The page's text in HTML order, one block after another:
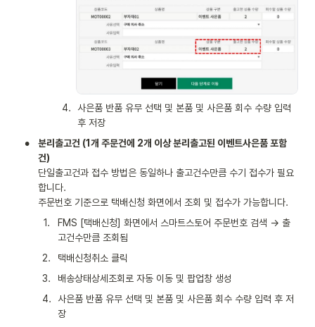
4.
사은품 반품 유무 선택 및 본품 및 사은품 회수 수량 입력
후 저장
•
분리출고건 (1개 주문건에 2개 이상 분리출고된 이벤트사은품 포함
단일출고건과 접수 방법은 동일하나 출고건수만큼 수기 접수가 필요
합니다.
주문번호 기준으로 택배신청 화면에서 조회 및 접수가 가능합니다.
1.
FMS [택배신청] 화면에서 스마트스토어 주문번호 검색 → 출
고건수만큼 조회됨
2.
택배신청취소 클릭
3.
배송상태상세조회로 자동 이동 및 팝업창 생성
4.
사은품 반품 유무 선택 및 본품 및 사은품 회수 수량 입력 후 저
장